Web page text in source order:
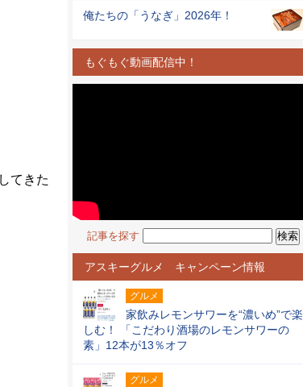
てきた
俺たちの「うなぎ」2026年！
もぐもぐ動画配信中！
記事を探す
アスキーグルメ キャンペーン情報
グルメ
家飲みレモンサワーを“濃いめ”で楽
しむ！ 「こだわり酒場のレモンサワーの
素」12本が13％オフ
グルメ